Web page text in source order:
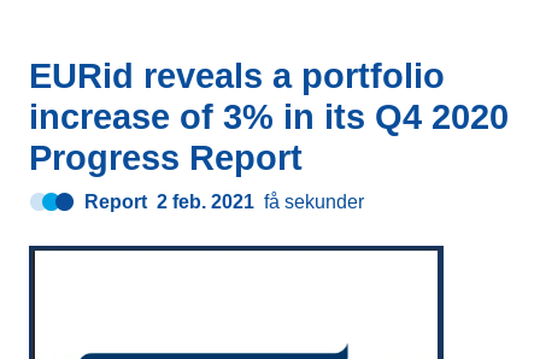
EURid reveals a portfolio
increase of 3% in its Q4 2020
Progress Report
Report 2 feb. 2021 få sekunder